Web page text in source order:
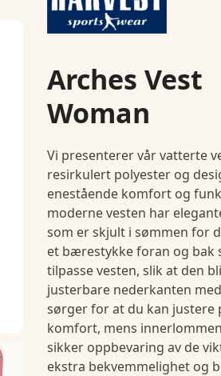
Arches Vest
Woman
Vi presenterer vår vatterte
resirkulert polyester og
enestående komfort og
moderne vesten har
som er skjult i sømmen for
et bærestykke foran og bak
tilpasse vesten, slik at den
justerbare nederkanten
sørger for at du kan justere
komfort, mens
sikker oppbevaring av de
ekstra bekvemmelighet og